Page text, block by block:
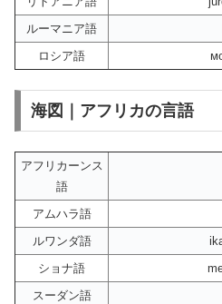
ルーマニア語
ロシア語
海図｜アフリカの言語
アフリカーンス
語
アムハラ語
ルワンダ語
ショナ語
スーダン語